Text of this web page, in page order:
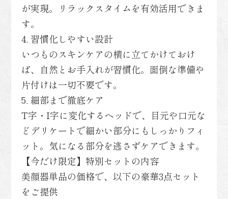
が実現。リラックスタイムを有効活用できま
す。
4. 習慣化しやすい設計
いつものスキンケアの横に立てかけておけ
ば、自然とお手入れが習慣化。面倒な準備や
片付けは一切不要です。
5. 細部まで徹底ケア
T字・I字に変化するヘッドで、目元や口元な
どデリケートで細かい部分にもしっかりフィ
ット。気になる部分を逃さずケアできます。
【今だけ限定】特別セットの内容
美顔器単品の価格で、以下の豪華3点セット
をご提供